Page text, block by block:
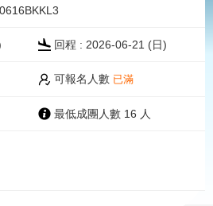
回程 : 2026-06-21 (日)
可報名人數 已滿
最低成團人數 16 人